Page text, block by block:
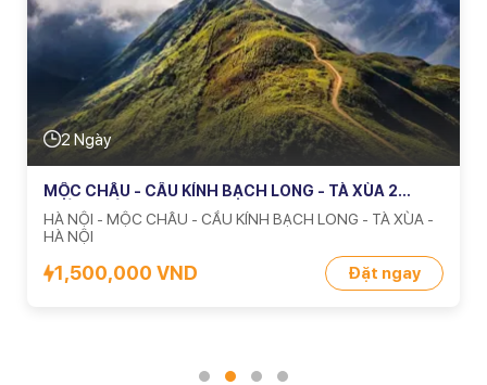
2 Ngày
MỘC CHÂU - CẦU KÍNH BẠCH LONG - TÀ XÙA 2
NGÀY 1 ĐÊM
HÀ NỘI - MỘC CHÂU - CẦU KÍNH BẠCH LONG - TÀ XÙA -
HÀ NỘI
1,500,000 VND Đặt ngay